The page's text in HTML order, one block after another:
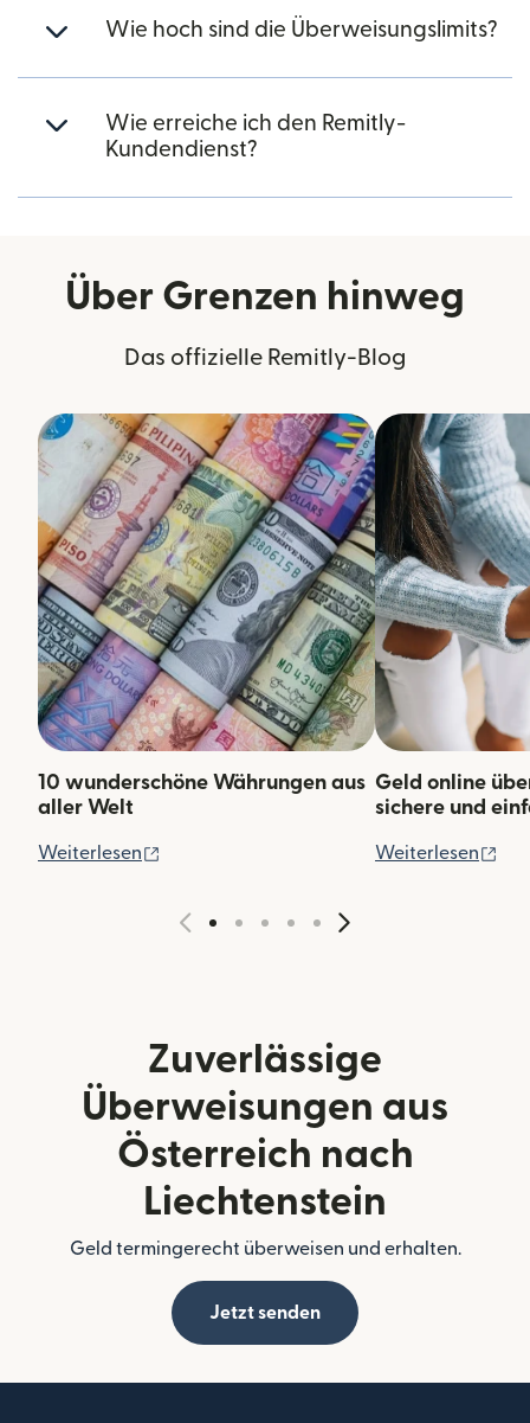
Wie hoch sind die Überweisungslimits?
Wie erreiche ich den Remitly-
Kundendienst?
Über Grenzen hinweg
Das offizielle Remitly-Blog
10 wunderschöne Währungen aus
aller Welt
Weiterlesen (wird in einem neuen Fenster geöffnet)
Geld online
sichere und
Weiterlesen
Zuverlässige
Überweisungen aus
Österreich nach
Liechtenstein
Geld termingerecht überweisen und erhalten.
Jetzt senden